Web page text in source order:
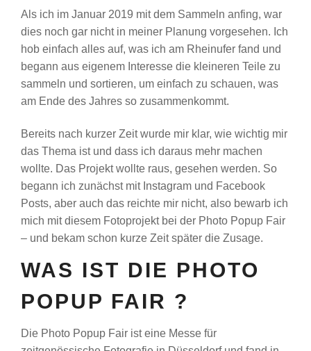
Als ich im Januar 2019 mit dem Sammeln anfing, war
dies noch gar nicht in meiner Planung vorgesehen. Ich
hob einfach alles auf, was ich am Rheinufer fand und
begann aus eigenem Interesse die kleineren Teile zu
sammeln und sortieren, um einfach zu schauen, was
am Ende des Jahres so zusammenkommt.
Bereits nach kurzer Zeit wurde mir klar, wie wichtig mir
das Thema ist und dass ich daraus mehr machen
wollte. Das Projekt wollte raus, gesehen werden. So
begann ich zunächst mit Instagram und Facebook
Posts, aber auch das reichte mir nicht, also bewarb ich
mich mit diesem Fotoprojekt bei der Photo Popup Fair
– und bekam schon kurze Zeit später die Zusage.
WAS IST DIE PHOTO
POPUP FAIR ?
Die Photo Popup Fair ist eine Messe für